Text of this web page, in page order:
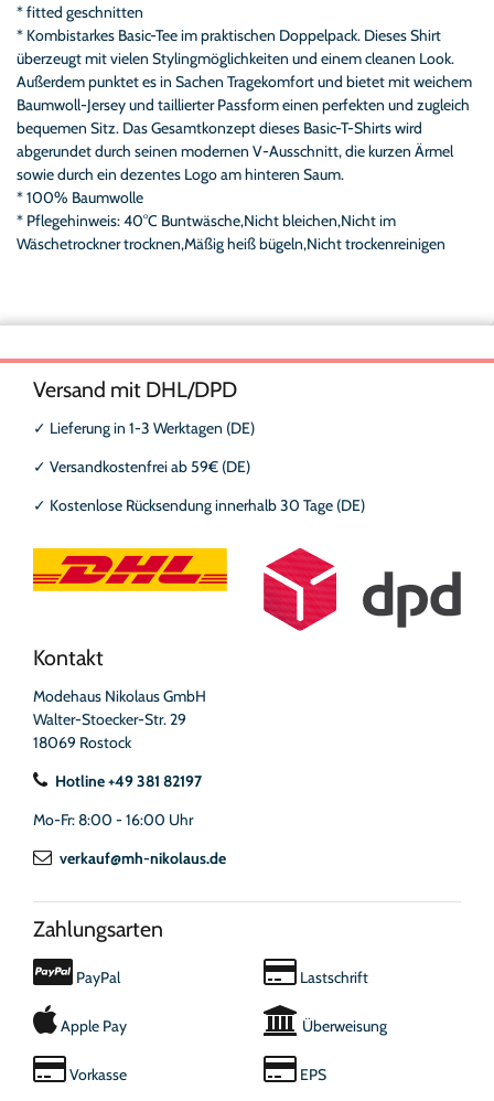
* fitted geschnitten
* Kombistarkes Basic-Tee im praktischen Doppelpack. Dieses Shirt
überzeugt mit vielen Stylingmöglichkeiten und einem cleanen Look.
Außerdem punktet es in Sachen Tragekomfort und bietet mit weichem
Baumwoll-Jersey und taillierter Passform einen perfekten und zugleich
bequemen Sitz. Das Gesamtkonzept dieses Basic-T-Shirts wird
abgerundet durch seinen modernen V-Ausschnitt, die kurzen Ärmel
sowie durch ein dezentes Logo am hinteren Saum.
* 100% Baumwolle
* Pflegehinweis: 40°C Buntwäsche,Nicht bleichen,Nicht im
Wäschetrockner trocknen,Mäßig heiß bügeln,Nicht trockenreinigen
Versand mit DHL/DPD
✓ Lieferung in 1-3 Werktagen (DE)
✓ Versandkostenfrei ab 59€ (DE)
✓ Kostenlose Rücksendung innerhalb 30 Tage (DE)
Kontakt
Modehaus Nikolaus GmbH
Walter-Stoecker-Str. 29
18069 Rostock
Hotline +49 381 82197
Mo-Fr: 8:00 - 16:00 Uhr
verkauf@mh-nikolaus.de
Zahlungsarten
PayPal
Apple Pay
Vorkasse
Lastschrift
Überweisung
EPS